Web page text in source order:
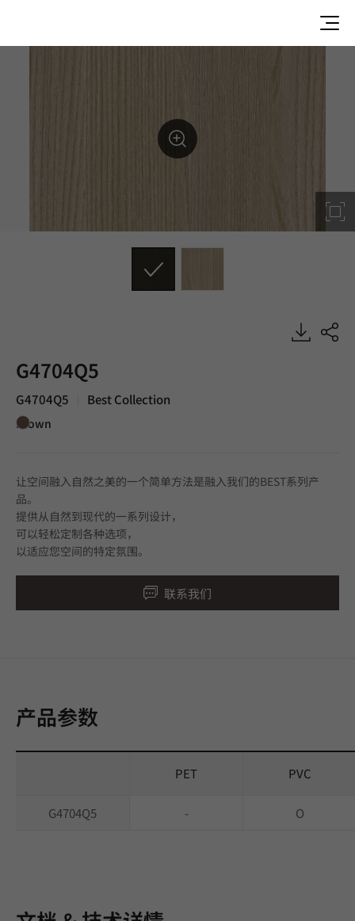
G4704Q5
G4704Q5 Best Collection
Brown
让空间融入自然之美的一个简单方法是融入我们的BEST系列产
品。
提供从自然到现代的一系列设计，
可以轻松定制各种选项，
以适应您空间的特定氛围。
联系我们
产品参数
PET PVC
G4704Q5 - O